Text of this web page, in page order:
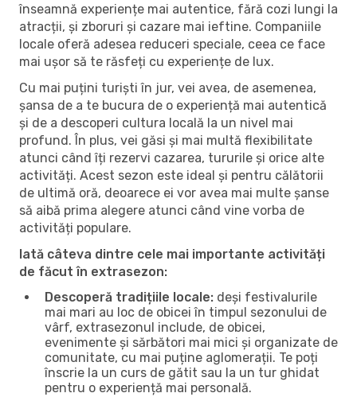
înseamnă experiențe mai autentice, fără cozi lungi la
atracții, și zboruri și cazare mai ieftine. Companiile
locale oferă adesea reduceri speciale, ceea ce face
mai ușor să te răsfeți cu experiențe de lux.
Cu mai puțini turiști în jur, vei avea, de asemenea,
șansa de a te bucura de o experiență mai autentică
și de a descoperi cultura locală la un nivel mai
profund. În plus, vei găsi și mai multă flexibilitate
atunci când îți rezervi cazarea, tururile și orice alte
activități. Acest sezon este ideal și pentru călătorii
de ultimă oră, deoarece ei vor avea mai multe șanse
să aibă prima alegere atunci când vine vorba de
activități populare.
Iată câteva dintre cele mai importante activități
de făcut în extrasezon:
Descoperă tradițiile locale: deși festivalurile
mai mari au loc de obicei în timpul sezonului de
vârf, extrasezonul include, de obicei,
evenimente și sărbători mai mici și organizate de
comunitate, cu mai puține aglomerații. Te poți
înscrie la un curs de gătit sau la un tur ghidat
pentru o experiență mai personală.